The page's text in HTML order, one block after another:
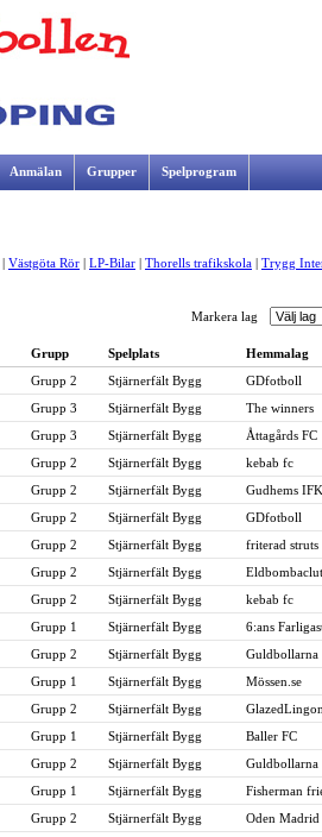
Anmälan Grupper Spelprogram
Västgöta Rör LP-Bilar Thorells trafikskola Trygg
Markera lag
Grupp Spelplats
Hemmalag
Grupp 2 Stjärnerfält Bygg
GDfotboll
Grupp 3 Stjärnerfält Bygg
The winners
Grupp 3 Stjärnerfält Bygg
Åttagårds FC
Grupp 2 Stjärnerfält Bygg
kebab fc
Grupp 2 Stjärnerfält Bygg
Gudhems IFK
Grupp 2 Stjärnerfält Bygg
GDfotboll
Grupp 2 Stjärnerfält Bygg
friterad struts
Grupp 2 Stjärnerfält Bygg
Grupp 2 Stjärnerfält Bygg
kebab fc
Grupp 1 Stjärnerfält Bygg
6:ans
Grupp 2 Stjärnerfält Bygg
Guldbollarna
Grupp 1 Stjärnerfält Bygg
Mössen.se
Grupp 2 Stjärnerfält Bygg
Grupp 1 Stjärnerfält Bygg
Baller FC
Grupp 2 Stjärnerfält Bygg
Guldbollarna
Grupp 1 Stjärnerfält Bygg
Fisherman
Grupp 2 Stjärnerfält Bygg
Oden Madrid